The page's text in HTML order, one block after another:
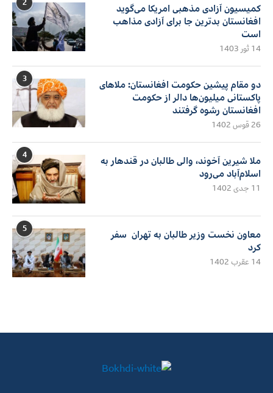
2
کمیسیون آزادی مذهبی امریکا می‌گوید
افغانستان بدترین جا برای آزادی مذاهب
است
14 ثور 1403
3
دو مقام پیشین حکومت افغانستان: ملاهای
پاکستانی میلیون‌ها دالر از حکومت
افغانستان رشوه گرفتند
26 قوس 1402
4
ملا شیرین آخوند، والی طالبان در قندهار به
اسلام‌آباد می‌رود
11 جدی 1402
5
معاون نخست وزیر طالبان به تهران سفر
کرد
14 عقرب 1402